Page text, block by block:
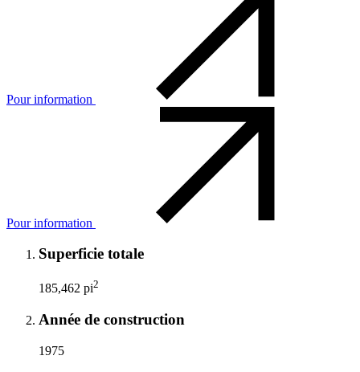
Pour information
Pour information
Superficie totale
185,462 pi2
Année de construction
1975